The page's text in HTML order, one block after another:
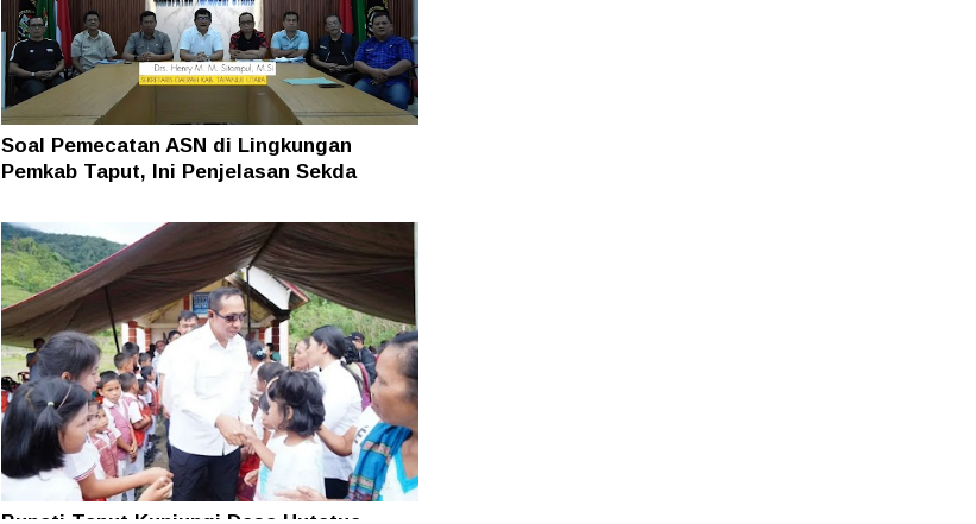
Soal Pemecatan ASN di Lingkungan
Pemkab Taput, Ini Penjelasan Sekda